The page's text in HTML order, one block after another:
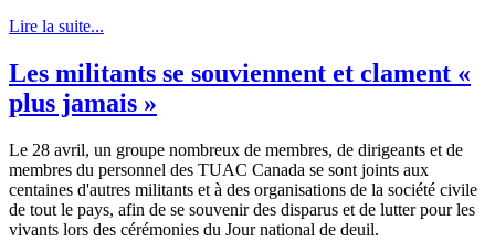
Lire la suite...
Les militants se souviennent et clament «
plus jamais »
Le 28 avril, un groupe nombreux de membres, de dirigeants et de
membres du personnel des TUAC Canada se sont joints aux
centaines d'autres militants et à des organisations de la société civile
de tout le pays, afin de se souvenir des disparus et de lutter pour les
vivants lors des cérémonies du Jour national de deuil.